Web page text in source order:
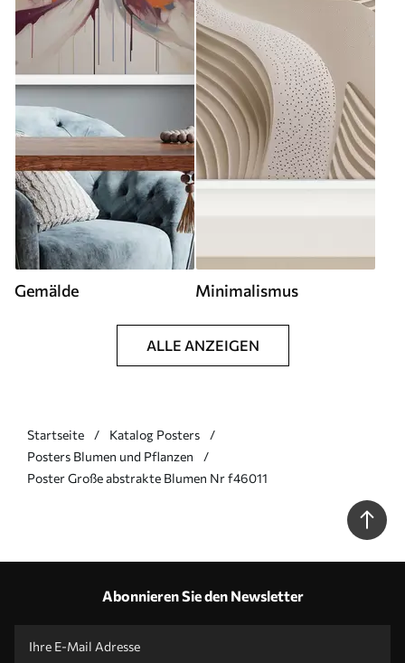
Gemälde Minimalismus
ALLE ANZEIGEN
Startseite
Katalog Posters
Posters Blumen und Pflanzen
Poster Große abstrakte Blumen Nr f46011
Abonnieren Sie den Newsletter